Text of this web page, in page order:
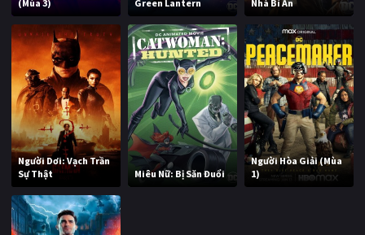
(Mùa 3)
Green Lantern
Nhà Bí Ẩn
Người Dơi: Vạch Trần
Sự Thật
Miêu Nữ: Bị Săn Đuổi
Người Hòa Giải (Mùa
1)